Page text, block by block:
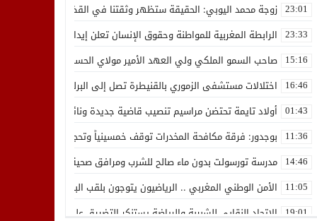
23:01 زوجة محمد اليوبي: الحقيقة ستظهر وثقتنا في القضاء ثابتة
23:33 الرابطة المغربية للمواطنة وحقوق الإنسان تعلن إيداع رئيسها
15:16 صاحب السمو الملكي ولي العهد الأمير مولاي الحسن يدشن “برج
16:46 اختلالات مستشفى الزموري بالقنيطرة تصل إلى البرلمان واستقالة
01:43 أولاد تايمة تحتضن مراسيم تنصيب قاضية جديدة ونائب لوكيل الملك
11:36 بوجدور: فرقة مكافحة المخدرات توقف خمسينياً وتحجز 10 كيلوغرامات من الشيرا
14:46 مدرسة تورسولت بدون ماء صالح للشرب ومرافق صحية في وضعية
11:05 الأمن الوطني المغربي .. الرياضيون يتوجون بلقب البطولة العربية
19:01 الاتحاد النقابي للشبيبة والرياضة يستنكر التضييق على الموظفين